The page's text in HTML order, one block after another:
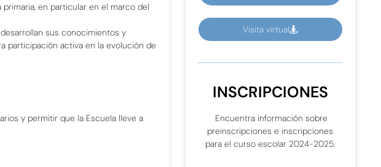
en particular en el marco del
sus conocimientos y
participación activa en la evolución de
y permitir que la Escuela lleve a
Visita virtual
INSCRIPCIONES
Encuentra información sobre
preinscripciones e inscripciones
para el curso escolar 2024-2025.